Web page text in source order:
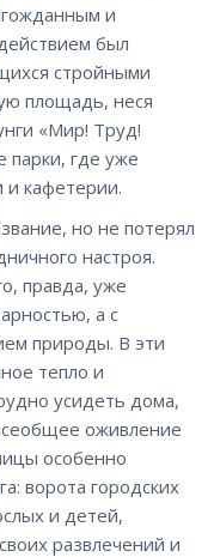
и
был
стройными
площадь, неся
«Мир! Труд!
парки, где уже
и кафетерии.
но не потерял
настроя.
правда, уже
а с
природы. В эти
тепло и
усидеть дома,
оживление
особенно
ворота городских
и детей,
развлечений и